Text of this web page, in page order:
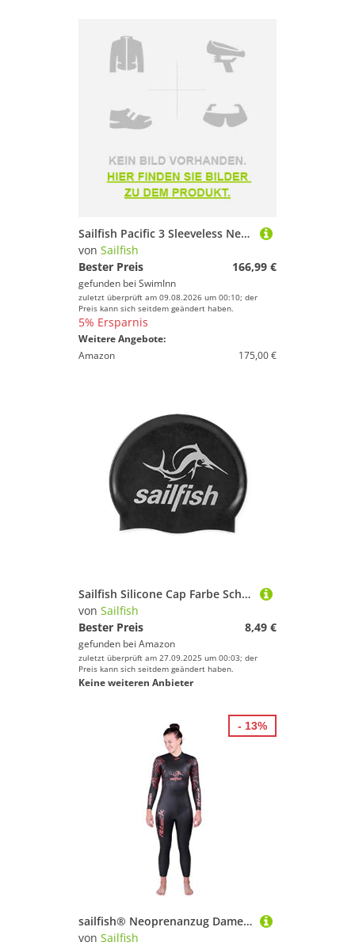
Sailfish Pacific 3 Sleeveless Neoprene Wetsuit Grau XS Mann
von Sailfish
Bester Preis
166,99 €
gefunden bei SwimInn
zuletzt überprüft am 09.08.2026 um 00:10; der
Preis kann sich seitdem geändert haben.
5% Ersparnis
Weitere Angebote:
Amazon
175,00 €
Sailfish Silicone Cap Farbe Schwarz
von Sailfish
Bester Preis
8,49 €
gefunden bei Amazon
zuletzt überprüft am 27.09.2025 um 00:03; der
Preis kann sich seitdem geändert haben.
Keine weiteren Anbieter
sailfish® Neoprenanzug Damen Womens Attack 7 | FINA-zertifizierter Triathlon Wetsuit mit Speedflex & Zero Resistance Panel | Neoprenanzug mit Auftrieb & Flexibilität | Schwimmanzug für Triathlon
von Sailfish
- 13%